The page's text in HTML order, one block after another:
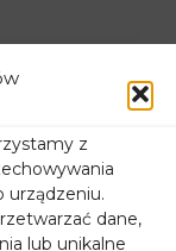
z
urządzeniu.
dane,
lub unikalne